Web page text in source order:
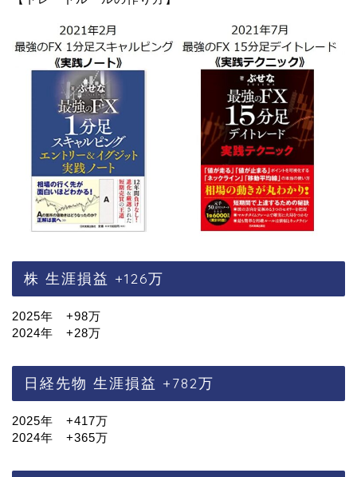
株 生涯損益 +126万
2025年 +98万
2024年 +28万
日経先物 生涯損益 +782万
2025年 +417万
2024年 +365万